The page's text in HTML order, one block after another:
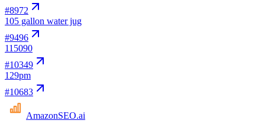
#8972
105 gallon water jug
#9496
115090
#10349
129pm
#10683
AmazonSEO.ai